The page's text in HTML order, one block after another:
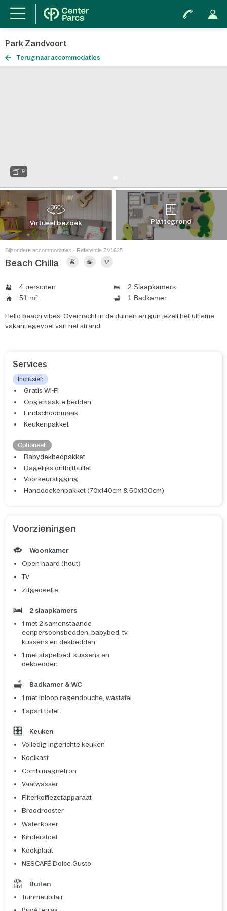
Park Zandvoort
Terug naar accommodaties
9
Virtueel bezoek Plattegrond
Bijzondere accommodaties - Referentie ZV1625
Beach Chilla
4 personen
2 Slaapkamers
51 m²
1 Badkamer
Hello beach vibes! Overnacht in de duinen en gun jezelf het ultieme
vakantiegevoel van het strand.
Services
Inclusief:
Gratis Wi-Fi
Opgemaakte bedden
Eindschoonmaak
Keukenpakket
Optioneel:
Babydekbedpakket
Dagelijks ontbijtbuffet
Voorkeursligging
Handdoekenpakket (70x140cm & 50x100cm)
Voorzieningen
Woonkamer
Open haard (hout)
TV
Zitgedeelte
2 slaapkamers
1 met 2 samenstaande
eenpersoonsbedden, babybed, tv,
kussens en dekbedden
1 met stapelbed, kussens en
dekbedden
Badkamer & WC
1 met inloop regendouche, wastafel
1 apart toilet
Keuken
Volledig ingerichte keuken
Koelkast
Combimagnetron
Vaatwasser
Filterkoffiezetapparaat
Broodrooster
Waterkoker
Kinderstoel
Kookplaat
NESCAFÉ Dolce Gusto
Buiten
Tuinmeubilair